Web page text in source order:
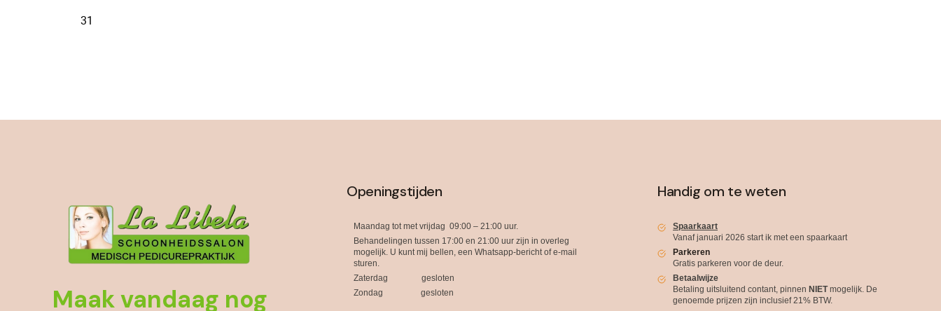
Maak vandaag nog
Openingstijden
Maandag tot met vrijdag 09:00 – 21:00 uur.
Behandelingen tussen 17:00 en 21:00 uur zijn in overleg
mogelijk. U kunt mij bellen, een Whatsapp-bericht of e-mail
sturen.
Zaterdag gesloten
Zondag gesloten
Handig om te weten
Spaarkaart
Vanaf januari 2026 start ik met een spaarkaart
Parkeren
Gratis parkeren voor de deur.
Betaalwijze
Betaling uitsluitend contant, pinnen NIETmogelijk. De
genoemde prijzen zijn inclusief 21% BTW.